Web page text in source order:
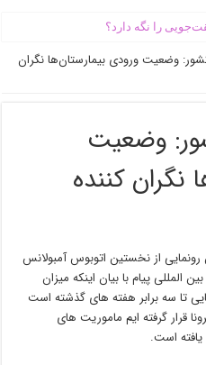
را نگه دارد؟
وضعیت ورودی بیمارستان‌ها نگران
وضعیت
نگران کننده
رونمایی از نخستین اتوبوس آمبولانس
المللی پیام با بیان اینکه میزان
کرونایی تا سه برابر هفته های گذشته است
قرار گرفته ایم ماموریت های